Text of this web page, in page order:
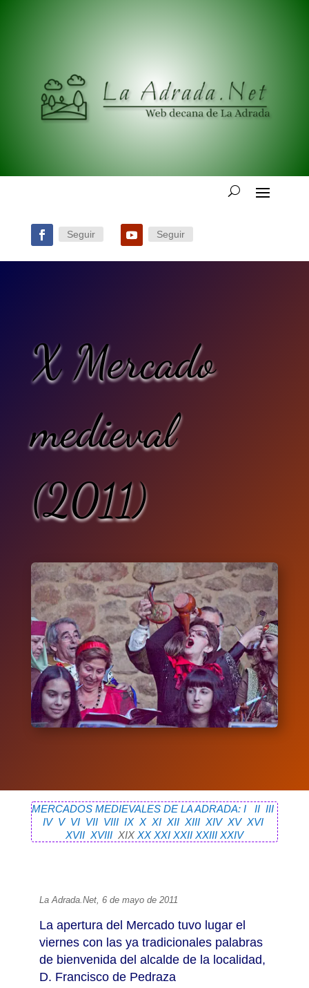
Seguir Seguir
X Mercado
medieval
(2011)
MERCADOS MEDIEVALES DE LA ADRADA: I II III
IV V VI VII VIII IX X XI XII XIII XIV XV XVI
XVII XVIIIXIX XX XXI XXII XXIII XXIV
La Adrada.Net, 6 de mayo de 2011
La apertura del Mercado tuvo lugar el
viernes con las ya tradicionales palabras
de bienvenida del alcalde de la localidad,
D. Francisco de Pedraza